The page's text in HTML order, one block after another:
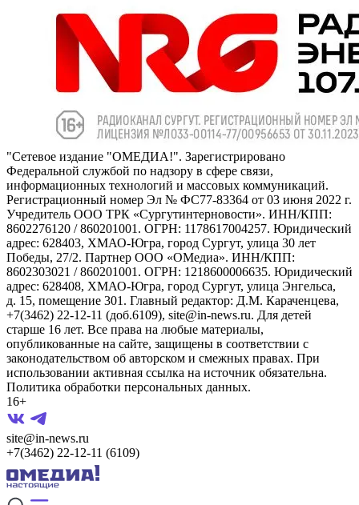
"Сетевое издание "ОМЕДИА!". Зарегистрировано
Федеральной службой по надзору в сфере связи,
информационных технологий и массовых коммуникаций.
Регистрационный номер Эл № ФС77-83364 от 03 июня 2022 г.
Учредитель ООО ТРК «Сургутинтерновости». ИНН/КПП:
8602276120 / 860201001. ОГРН: 1178617004257. Юридический
адрес: 628403, ХМАО-Югра, город Сургут, улица 30 лет
Победы, 27/2. Партнер ООО «ОМедиа». ИНН/КПП:
8602303021 / 860201001. ОГРН: 1218600006635. Юридический
адрес: 628408, ХМАО-Югра, город Сургут, улица Энгельса,
д. 15, помещение 301. Главный редактор: Д.М. Караченцева,
+7(3462) 22-12-11 (доб.6109), site@in-news.ru. Для детей
старше 16 лет. Все права на любые материалы,
опубликованные на сайте, защищены в соответствии с
законодательством об авторском и смежных правах. При
использовании активная ссылка на источник обязательна.
Политика обработки персональных данных.
16+
site@in-news.ru
+7(3462) 22-12-11 (6109)